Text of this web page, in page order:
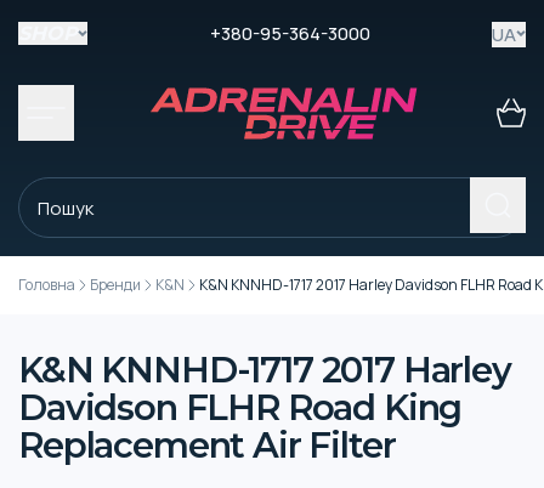
+380-95-364-3000 UA
Головна Бренди K&N K&N KNNHD-1717 2017 Harley Davidson FLHR
K&N KNNHD-1717 2017 Harley
Davidson FLHR Road King
Replacement Air Filter